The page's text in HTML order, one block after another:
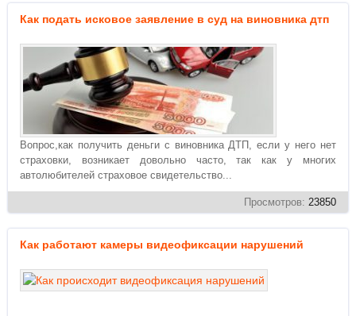
Как подать исковое заявление в суд на виновника дтп
Вопрос,как получить деньги с виновника ДТП, если у него нет
страховки, возникает довольно часто, так как у многих
автолюбителей страховое свидетельство...
Просмотров: 23850
Как работают камеры видеофиксации нарушений